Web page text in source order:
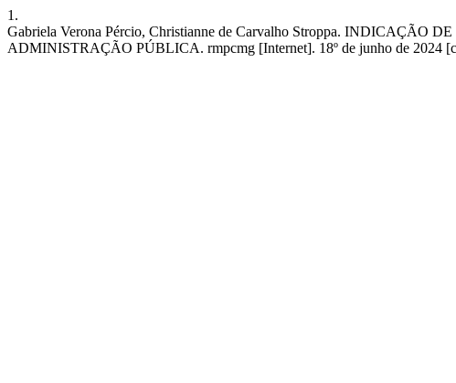
1.
Gabriela Verona Pércio, Christianne de Carvalho Stroppa.
ADMINISTRAÇÃO PÚBLICA. rmpcmg [Internet]. 18º de junho de 2024